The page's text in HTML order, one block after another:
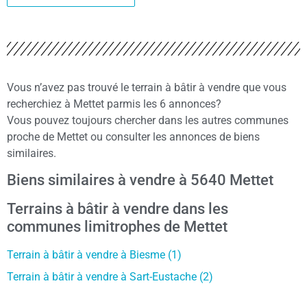
Vous n’avez pas trouvé le terrain à bâtir à vendre que vous
recherchiez à Mettet parmis les 6 annonces?
Vous pouvez toujours chercher dans les autres communes
proche de Mettet ou consulter les annonces de biens
similaires.
Biens similaires à vendre à 5640 Mettet
Terrains à bâtir à vendre dans les
communes limitrophes de Mettet
Terrain à bâtir à vendre à Biesme (1)
Terrain à bâtir à vendre à Sart-Eustache (2)